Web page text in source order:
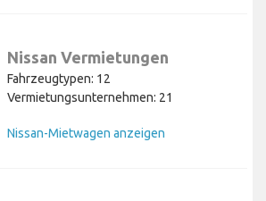
Nissan Vermietungen
Fahrzeugtypen: 12
Vermietungsunternehmen: 21
Nissan-Mietwagen anzeigen